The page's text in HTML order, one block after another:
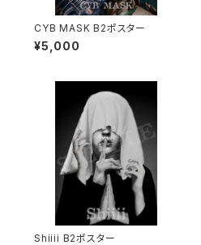
CYB MASK B2ポスター
¥5,000
Shiiii B2ポスター